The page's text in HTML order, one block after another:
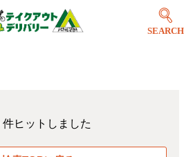
SEARCH
件ヒットしました